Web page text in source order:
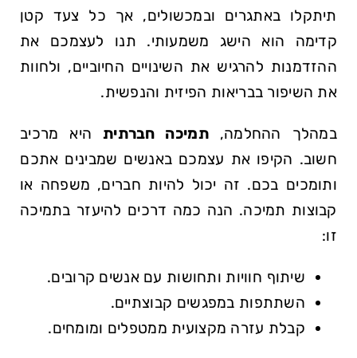
⁣תיתקלו באתגרים ובמכשולים, אך כל צעד קטן
קדימה‍ הוא ​הישג משמעותי. תנו לעצמכם את
ההזדמנות להרגיש את⁤ השינויים החיוביים, ולחוות
את השיפור בבריאות⁣ הפיזית והנפשית.
במהלך ההחלמה,תמיכה חברתית היא מרכיב
חשוב. הקיפו ‍את עצמכם באנשים שמבינים אתכם⁤
ותומכים ⁢בכם. זה יכול להיות חברים, משפחה או
⁢קבוצות תמיכה. הנה כמה דרכים להיעזר בתמיכה
זו:
שיתוף ⁣חוויות ותחושות עם אנשים קרובים.
השתתפות ​במפגשים⁣ קבוצתיים.
קבלת עזרה‍ מקצועית ממטפלים ומומחים.